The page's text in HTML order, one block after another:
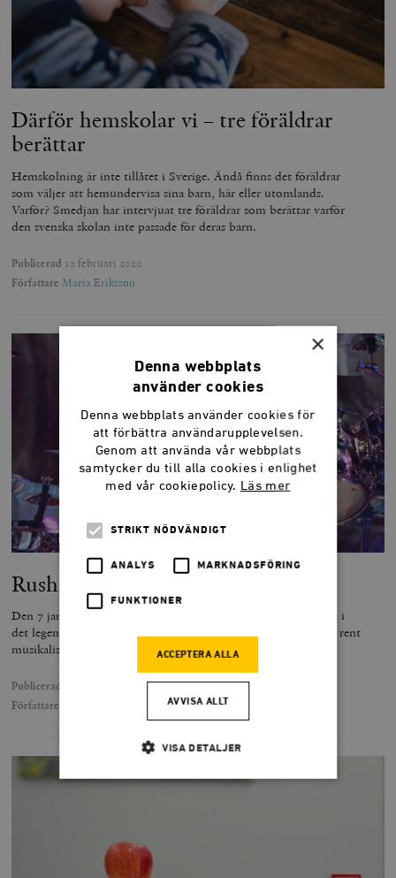
Därför hemskolar vi – tre föräldrar
berättar
Hemskolning är inte tillåtet i Sverige. Ändå finns det föräldrar
som väljer att hemundervisa sina barn, här eller utomlands.
Varför? Smedjan har intervjuat tre föräldrar som berättar varför
den svenska skolan inte passade för deras barn.
Publicerad 12 februari 2020
Författare Maria Eriksson
Rush, Rand och trädgårdsodling
Den 7 januari i år avled Neil Peart, trummis och textförfattare i
det legendariska rockbandet Rush. Det har såväl liberaler som rent
musikaliska fans anledning att sörja.
Publicerad
Författare
×
Denna webbplats
använder cookies
Denna webbplats använder cookies för
att förbättra användarupplevelsen.
Genom att använda vår webbplats
samtycker du till alla cookies i enlighet
med vår cookiepolicy. Läs mer
STRIKT NÖDVÄNDIGT
ANALYS MARKNADSFÖRING
FUNKTIONER
ACCEPTERA ALLA
AVVISA ALLT
VISA DETALJER
Strikt nödvändiga kakor tillåter